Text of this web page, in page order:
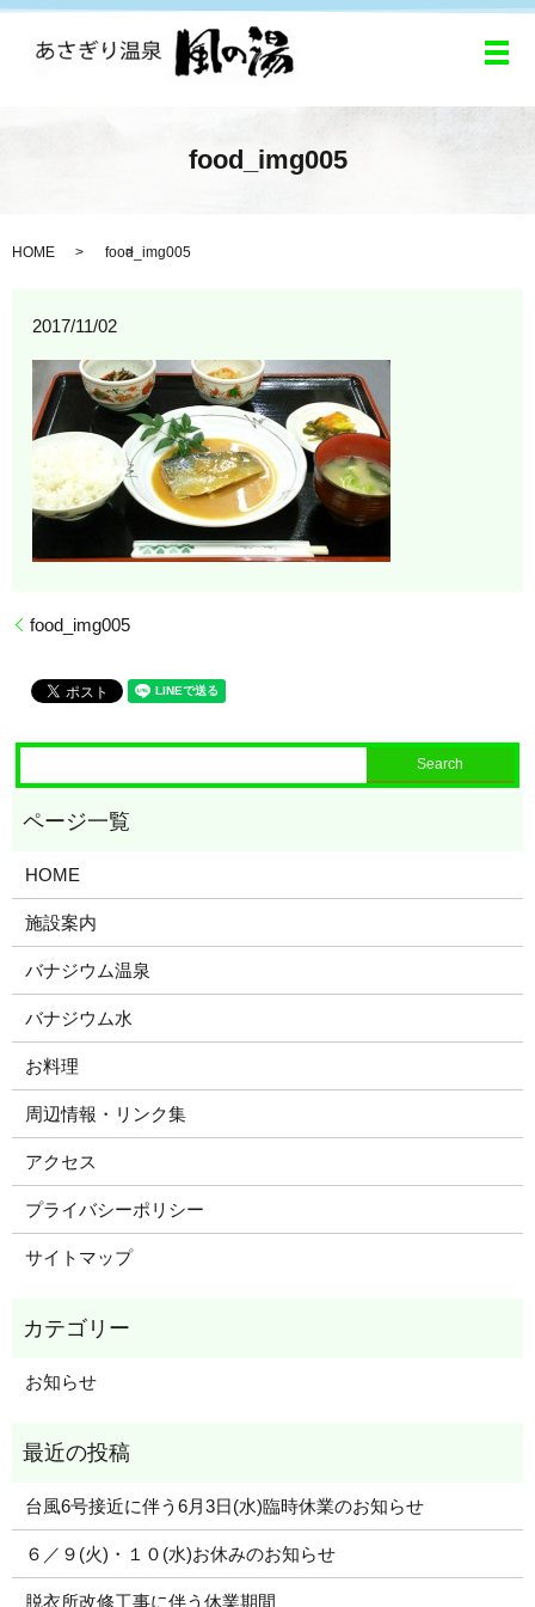
メ
food_img005
HOME food_img005
2017/11/02
food_img005
HOME
施設案内
バナジウム温泉
バナジウム水
お料理
周辺情報・リンク集
アクセス
プライバシーポリシー
サイトマップ
お知らせ
台風6号接近に伴う6月3日(水)臨時休業のお知らせ
６／９(火)・１０(水)お休みのお知らせ
脱衣所改修工事に伴う休業期間